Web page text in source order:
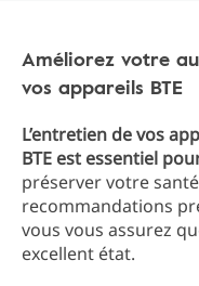
Améliorez votre
vos appareils BTE
L’entretien de vos
BTE est essentiel
préserver votre
recommandations
vous vous assurez
excellent état.